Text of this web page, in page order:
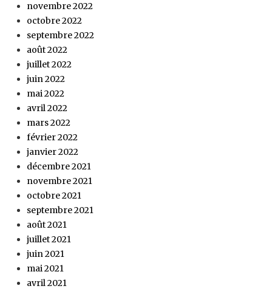
novembre 2022
octobre 2022
septembre 2022
août 2022
juillet 2022
juin 2022
mai 2022
avril 2022
mars 2022
février 2022
janvier 2022
décembre 2021
novembre 2021
octobre 2021
septembre 2021
août 2021
juillet 2021
juin 2021
mai 2021
avril 2021